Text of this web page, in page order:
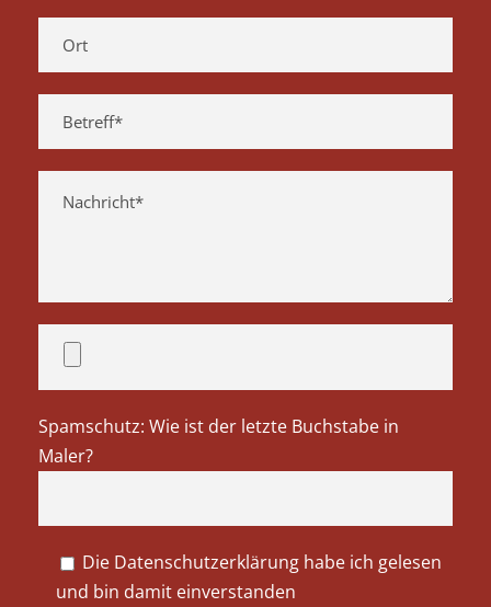
Spamschutz: Wie ist der letzte Buchstabe in
Maler?
Die Datenschutzerklärung habe ich gelesen
und bin damit einverstanden